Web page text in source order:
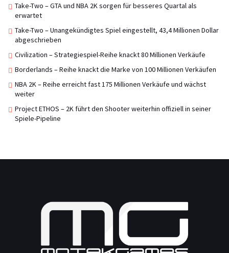
Take-Two – GTA und NBA 2K sorgen für besseres Quartal als
erwartet
Take-Two – Unangekündigtes Spiel eingestellt, 43,4 Millionen Dollar
abgeschrieben
Civilization – Strategiespiel-Reihe knackt 80 Millionen Verkäufe
Borderlands – Reihe knackt die Marke von 100 Millionen Verkäufen
NBA 2K – Reihe erreicht fast 175 Millionen Verkäufe und wächst
weiter
Project ETHOS – 2K führt den Shooter weiterhin offiziell in seiner
Spiele-Pipeline